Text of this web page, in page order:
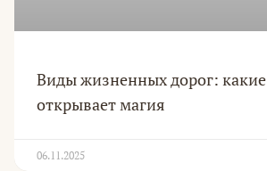
Виды жизненных дорог:
открывает магия
06.11.2025